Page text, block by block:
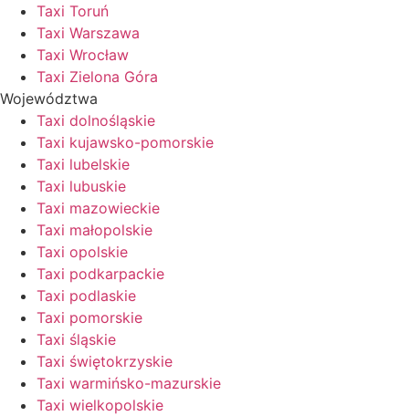
Taxi Toruń
Taxi Warszawa
Taxi Wrocław
Taxi Zielona Góra
Województwa
Taxi dolnośląskie
Taxi kujawsko-pomorskie
Taxi lubelskie
Taxi lubuskie
Taxi mazowieckie
Taxi małopolskie
Taxi opolskie
Taxi podkarpackie
Taxi podlaskie
Taxi pomorskie
Taxi śląskie
Taxi świętokrzyskie
Taxi warmińsko-mazurskie
Taxi wielkopolskie